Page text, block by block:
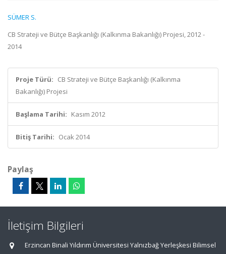
SÜMER S.
CB Strateji ve Bütçe Başkanlığı (Kalkınma Bakanlığı) Projesi, 2012 -
2014
Proje Türü: CB Strateji ve Bütçe Başkanlığı (Kalkınma
Bakanlığı) Projesi
Başlama Tarihi: Kasım 2012
Bitiş Tarihi: Ocak 2014
Paylaş
İletişim Bilgileri
Erzincan Binali Yıldırım Üniversitesi Yalnızbağ Yerleşkesi Bilimsel